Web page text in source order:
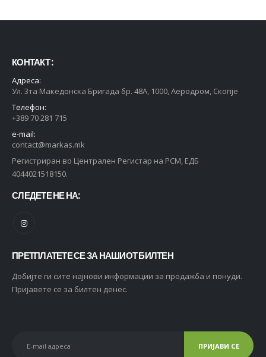
КОНТАКТ :
Адреса:
Ул. 3та Македонска Бригада бр. 48А, 1000, Аеродром, Скопје
Телефон:
+389 70 281 715
e-mail:
contact@markas.mk
Регистриран во Централен Регистар на РСМ, ЕДБ
4044021518150.
СЛЕДЕТЕ НЕ НА:
ПРЕТПЛАТЕТЕ СЕ ЗА НАШИОТ БИЛТЕН
Добијте ги сите најнови информации за продажба и понуди.
Пријавете се за билтен денес.